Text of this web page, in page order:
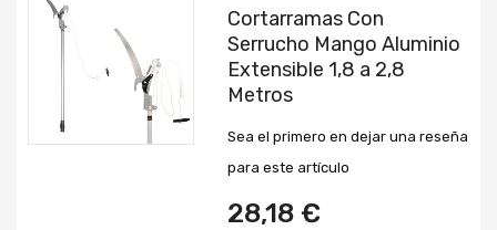
imágenes
comienzo
galería
imágenes
Cortarramas Con
Serrucho Mango Aluminio
Extensible 1,8 a 2,8
Metros
Sea el primero en dejar una reseña
para este artículo
28,18 €